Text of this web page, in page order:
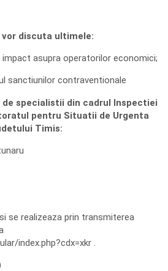
discuta ultimele:
asupra operatorilor economici;
sanctiunilor contraventionale
specialistii din cadrul Inspectiei
pentru Situatii de Urgenta
Timis:
se realizeaza prin transmiterea
index.php?cdx=xkr .